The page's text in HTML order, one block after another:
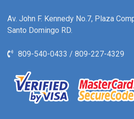
Av. John F. Kennedy No.7, Plaza
Santo Domingo RD.
809-540-0433 / 809-227-4329